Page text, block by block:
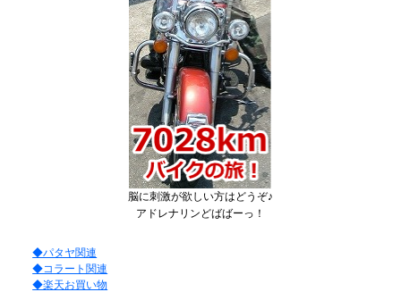
脳に刺激が欲しい方はどうぞ♪
アドレナリンどばばーっ！
◆パタヤ関連
◆コラート関連
◆楽天お買い物